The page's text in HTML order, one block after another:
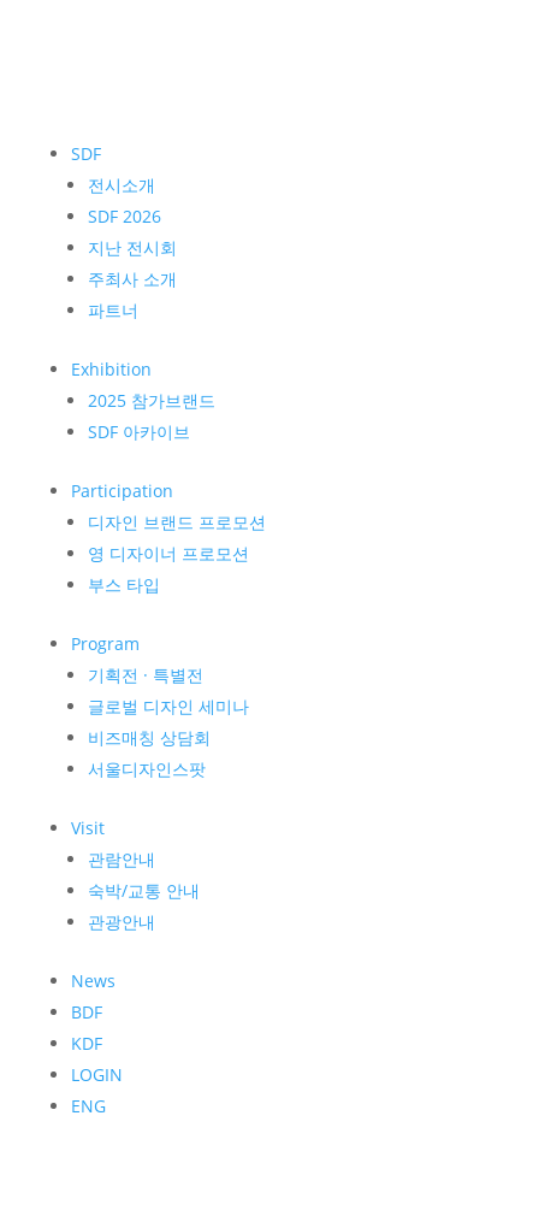
SDF
전시소개
SDF 2026
지난 전시회
주최사 소개
파트너
Exhibition
2025 참가브랜드
SDF 아카이브
Participation
디자인 브랜드 프로모션
영 디자이너 프로모션
부스 타입
Program
기획전 · 특별전
글로벌 디자인 세미나
비즈매칭 상담회
서울디자인스팟
Visit
관람안내
숙박/교통 안내
관광안내
News
BDF
KDF
LOGIN
ENG